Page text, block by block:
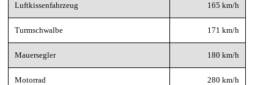
Luftkissenfahrzeug 165 km/h
Turmschwalbe 171 km/h
Mauersegler 180 km/h
Motorrad 280 km/h